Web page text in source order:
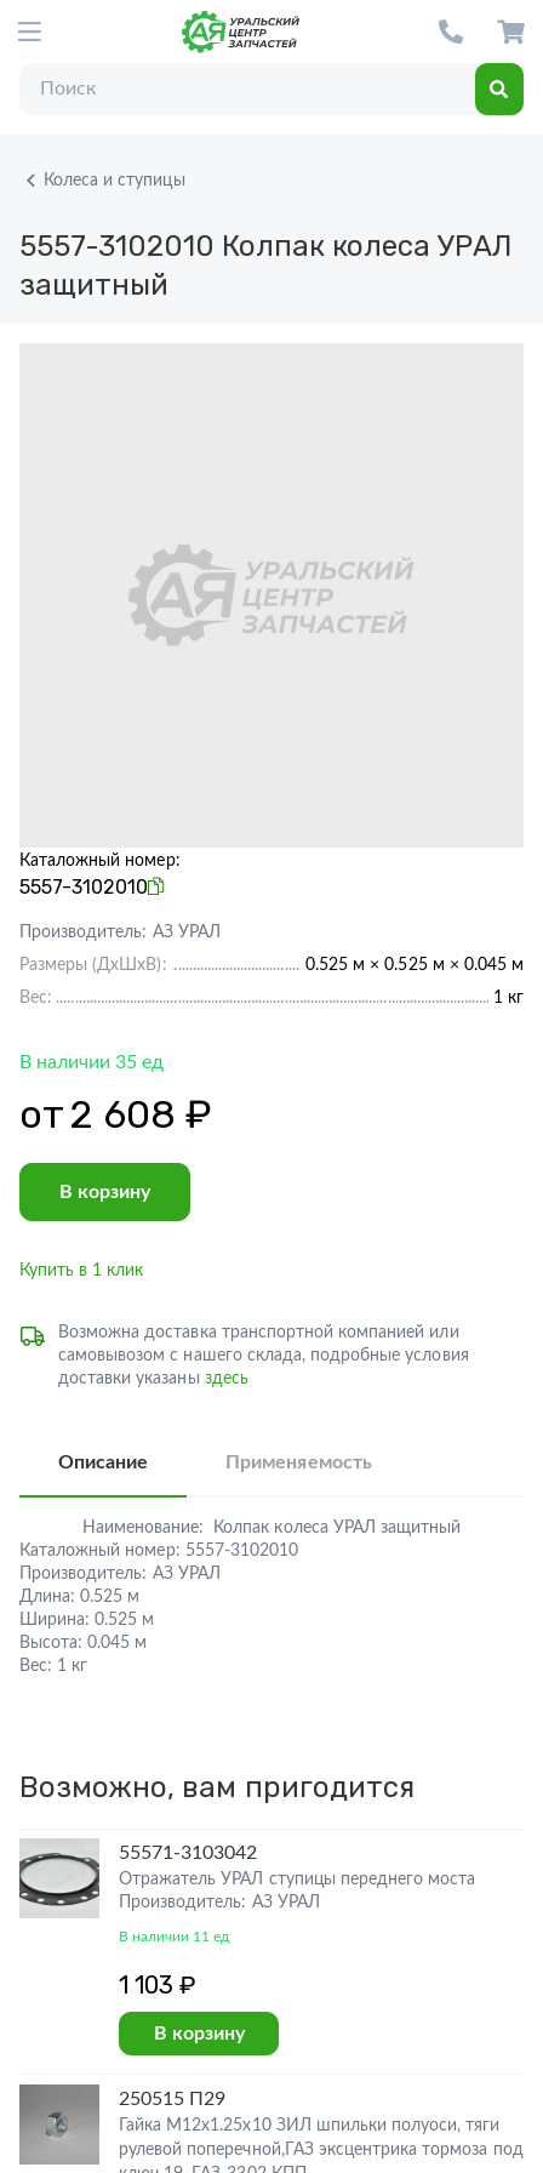
Колеса и ступицы
5557-3102010 Колпак колеса УРАЛ
защитный
Каталожный номер:
5557-3102010
Производитель: АЗ УРАЛ
Размеры (ДхШхВ):
0.525 м × 0.525 м × 0.045 м
Вес:
1 кг
В наличии 35 ед
от2 608 ₽
В корзину
Купить в 1 клик
Возможна доставка транспортной компанией или
самовывозом с нашего склада, подробные условия
доставки указаны здесь
Описание Применяемость
Наименование:
Колпак колеса УРАЛ защитный
Каталожный номер: 5557-3102010
Производитель: АЗ УРАЛ
Длина: 0.525 м
Ширина: 0.525 м
Высота: 0.045 м
Вес: 1 кг
Возможно, вам пригодится
55571-3103042
Отражатель УРАЛ ступицы переднего моста
Производитель: АЗ УРАЛ
В наличии 11 ед
1 103 ₽
В корзину
250515 П29
Гайка М12х1.25х10 ЗИЛ шпильки полуоси, тяги
рулевой поперечной,ГАЗ эксцентрика тормоза под